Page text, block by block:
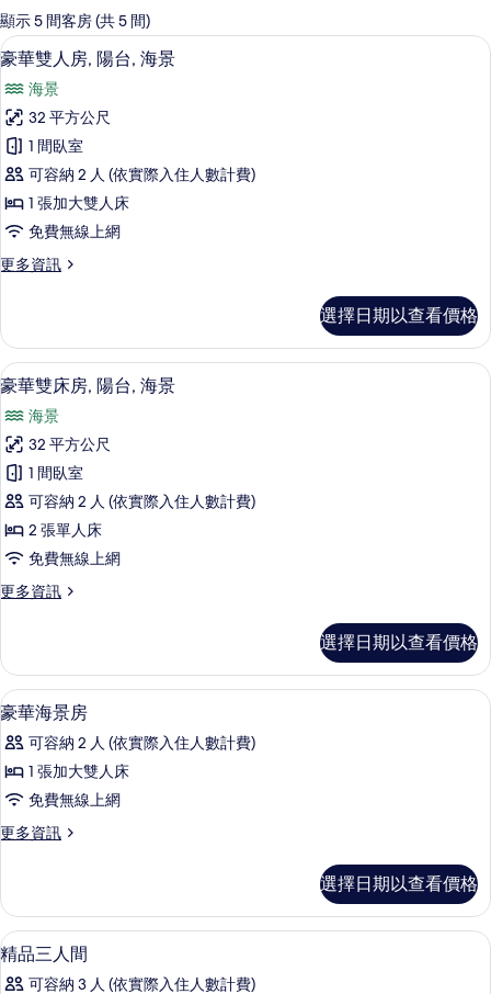
的
客
房
篩
選
條
件
顯示 5 間客房 (共 5 間)
顯
示
豪
華
雙
人
房,
陽
台,
景
的
所
有
相
片
豪華雙人房, 陽台, 海景 | 迷你吧、隔音
10
豪華雙人房, 陽台, 海景
海景
32 平方公尺
1 間臥室
可容納 2 人 (依實際入住人數計費)
1 張加大雙人床
免費無線上網
更多資訊
更
雙
人
房,
台,
海
景
的
詳
情
選擇日期以查看價格
顯
示
豪
華
雙
床
房,
陽
台,
景
的
所
有
相
片
豪華雙床房, 陽台, 海景 | 迷你吧、隔音
6
豪華雙床房, 陽台, 海景
海景
32 平方公尺
1 間臥室
可容納 2 人 (依實際入住人數計費)
2 張單人床
免費無線上網
更多資訊
更
雙
床
房,
台,
海
的
詳
情
選擇日期以查看價格
顯
示
豪
華
海
景
的
所
有
相
5
豪華海景房
可容納 2 人 (依實際入住人數計費)
1 張加大雙人床
免費無線上網
更多資訊
更
海
景
房
詳
選擇日期以查看價格
顯
示
3
精品三人間
可容納 3 人 (依實際入住人數計費)